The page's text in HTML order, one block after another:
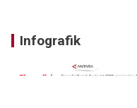
Infografik